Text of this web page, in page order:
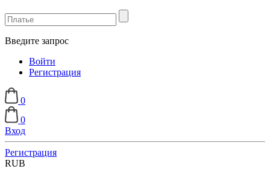
Введите запрос
Войти
Регистрация
0
0
Вход
Регистрация
RUB